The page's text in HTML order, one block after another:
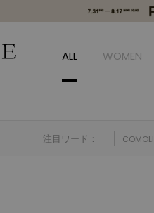
ALL WOMEN
注目ワード： COMOLI